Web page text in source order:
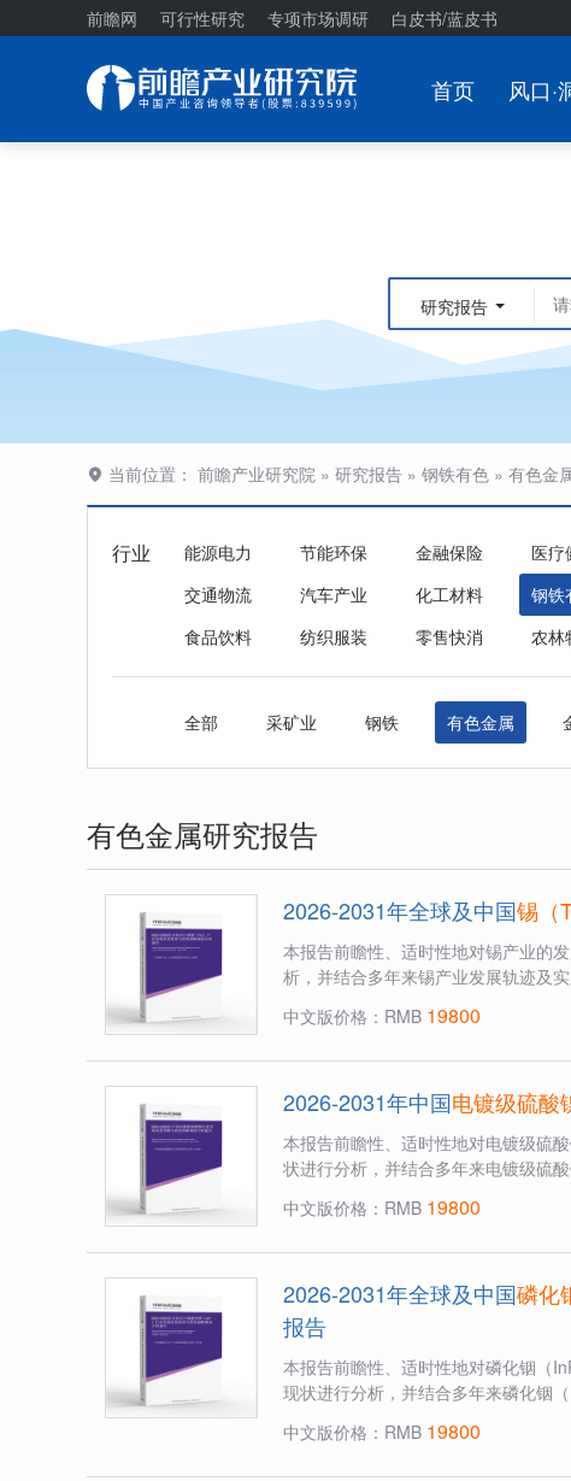
前瞻网 可行性研究 专项市场调研 白皮书/蓝皮书
首页 风口·
研究报告
当前位置： 前瞻产业研究院 » 研究报告 » 钢铁有色 » 有色金
行业 能源电力 节能环保 金融保险 医疗
交通物流
汽车产业 化工材料 钢铁
食品饮料
纺织服装 零售快消 农林
全部 采矿业 钢铁 有色金属
有色金属研究报告
2026-2031年全球及中国锡（
本报告前瞻性、适时性地对锡产业的
析，并结合多年来锡产业发展轨迹及
中文版价格：RMB 19800
2026-2031年中国电镀级硫酸
本报告前瞻性、适时性地对电镀级硫
状进行分析，并结合多年来电镀级硫
中文版价格：RMB 19800
2026-2031年全球及中国磷化
报告
本报告前瞻性、适时性地对磷化铟（
现状进行分析，并结合多年来磷化铟
中文版价格：RMB 19800